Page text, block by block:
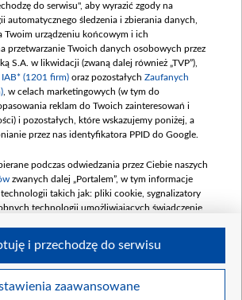
100 mln, październik 350
265 mln)
48 862 000,00 PLN
umowy: GRUDZIEŃ 2025
60,548 mln)
900 000 000,00 PLN
umowy: LUTY 2026 (wpłata
180 mln, 7 maja 180 mln, 8
mln)
250 000 000,00 PLN
250 mln
do serwisu", aby wyrazić zgody na
automatycznego śledzenia i zbierania danych,
Twoim urządzeniu końcowym i ich
przetwarzanie Twoich danych osobowych przez
S.A. w likwidacji (zwaną dalej również „TVP”),
(1201 firm) oraz pozostałych Zaufanych
, w celach marketingowych (w tym do
reklam do Twoich zainteresowań i
i pozostałych, które wskazujemy poniżej, a
przez nas identyfikatora PPID do Google.
podczas odwiedzania przez Ciebie naszych
zwanych dalej „Portalem”, w tym informacje
takich jak: pliki cookie, sygnalizatory
technologii umożliwiających świadczenie
podczas odwiedzania przez Ciebie
zaawansowane
i przechodzę do serwisu